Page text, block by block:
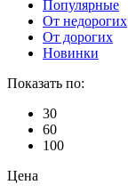
Популярные
От недорогих
От дорогих
Новинки
Показать по:
30
60
100
Цена